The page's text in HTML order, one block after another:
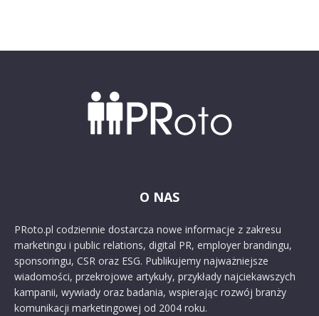
O NAS
PRoto.pl codziennie dostarcza nowe informacje z zakresu
marketingu i public relations, digital PR, employer brandingu,
sponsoringu, CSR oraz ESG. Publikujemy najważniejsze
wiadomości, przekrojowe artykuły, przykłady najciekawszych
kampanii, wywiady oraz badania, wspierając rozwój branży
komunikacji marketingowej od 2004 roku.